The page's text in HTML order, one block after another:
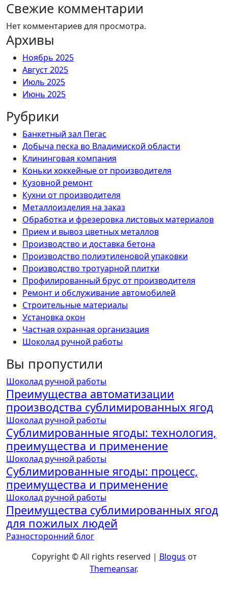
Свежие комментарии
Нет комментариев для просмотра.
Архивы
Ноябрь 2025
Август 2025
Июль 2025
Июнь 2025
Рубрики
Банкетный зал Пегас
Добыча песка во Владимиской области
Клининговая компания
Коньки хоккейные от производителя
Кузовной ремонт
Кухни от производителя
Металлоизделия на заказ
Обработка и фрезеровка листовых материалов
Прием и вывоз цветных металлов
Производство и доставка бетона
Производство полиэтиленовой упаковки
Производство тротуарной плитки
Профилированный брус от производителя
Ремонт и обслуживание автомобилей
Строительные материалы
Установка окон
Частная охранная организация
Шоколад ручной работы
Вы пропустили
Шоколад ручной работы
Преимущества автоматизации
производства сублимированных ягод
Шоколад ручной работы
Сублимированные ягоды: технология,
преимущества и применение
Шоколад ручной работы
Сублимированные ягоды: процесс,
преимущества и применение
Шоколад ручной работы
Преимущества сублимированных ягод
для пожилых людей
Разносторонний блог
Copyright © All rights reserved | Blogus от
Themeansar.